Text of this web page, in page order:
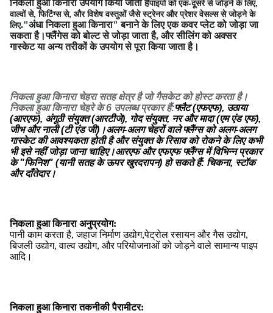
निकला हुआ किनारा उपयोग किया जाता हैपाइपों को एक-दूसरे से जोड़ने के लिए,
वाल्वों से, फिटिंग्स से, और विशेष वस्तुओं जैसे स्ट्रेनर और प्रेशर वेसल्स से जोड़ने के
लिए."अंधा निकला हुआ किनारा" बनाने के लिए एक कवर प्लेट को जोड़ा जा
सकता है।फ्लैंगेस को बोल्ट से जोड़ा जाता है, और सीलिंग को अक्सर
गास्केट या अन्य तरीकों के उपयोग से पूरा किया जाता है।
निकला हुआ किनारा चेहरा सतह क्षेत्र है जो गैसकेट को होस्ट करता है।
निकला हुआ किनारा चेहरे के 6 उपलब्ध प्रकार हैं:फ्लैट (एफएफ), उठाया
(आरएफ), अंगूठी संयुक्त (आरटीजे), गोद संयुक्त, नर और मादा (एम एंड एफ),
जीभ और नाली (टी एंड जी)।अलग-अलग चेहरों वाले फ्लैंग्स को अलग-अलग
गास्केट की आवश्यकता होती है और संयुक्त के रिसाव को रोकने के लिए कभी
भी इसे नहीं जोड़ा जाना चाहिए।आरएफ और एफएफ फ्लैंग्स में विभिन्न प्रकार
के "फिनिश" (यानी सतह के ऊपर खुरदरापन) हो सकते हैं: चिकना, स्टॉक
और दाँतेदार।
निकला हुआ किनारा अनुप्रयोग:
पानी काम करता है, जहाज निर्माण उद्योग,पेट्रोल रसायन और गैस उद्योग,
बिजली उद्योग, वाल्व उद्योग, और परियोजनाओं को जोड़ने वाले सामान्य पाइप
आदि।
निकला हुआ किनारा तकनीकी पैरामीटर: